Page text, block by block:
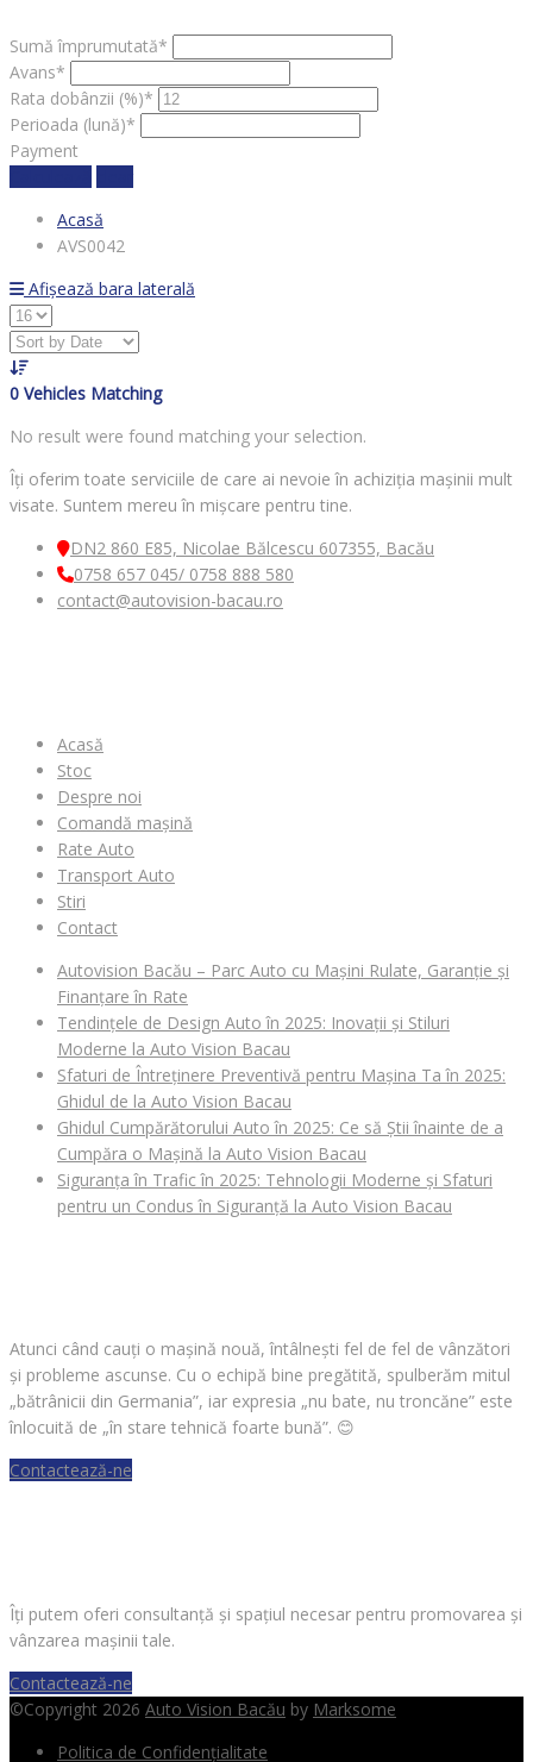
Sumă împrumutată*
Avans*
Rata dobânzii (%)*
Perioada (lună)*
Payment
Acasă
AVS0042
Afișează bara laterală
0 Vehicles Matching
No result were found matching your selection.
Îți oferim toate serviciile de care ai nevoie în achiziția mașinii mult
visate. Suntem mereu în mișcare pentru tine.
DN2 860 E85, Nicolae Bălcescu 607355, Bacău
0758 657 045/ 0758 888 580
contact@autovision-bacau.ro
Acasă
Stoc
Despre noi
Comandă mașină
Rate Auto
Transport Auto
Stiri
Contact
Autovision Bacău – Parc Auto cu Mașini Rulate, Garanție și
Finanțare în Rate
Tendințele de Design Auto în 2025: Inovații și Stiluri
Moderne la Auto Vision Bacau
Sfaturi de Întreținere Preventivă pentru Mașina Ta în 2025:
Ghidul de la Auto Vision Bacau
Ghidul Cumpărătorului Auto în 2025: Ce să Știi înainte de a
Cumpăra o Mașină la Auto Vision Bacau
Siguranța în Trafic în 2025: Tehnologii Moderne și Sfaturi
pentru un Condus în Siguranță la Auto Vision Bacau
Atunci când cauți o mașină nouă, întâlnești fel de fel de vânzători
și probleme ascunse. Cu o echipă bine pregătită, spulberăm mitul
„bătrânicii din Germania”, iar expresia „nu bate, nu troncăne” este
înlocuită de „în stare tehnică foarte bună”. 😊
Contactează-ne
Îți putem oferi consultanță și spațiul necesar pentru promovarea și
vânzarea mașinii tale.
Contactează-ne
©Copyright 2026 Auto Vision Bacău by Marksome
Politica de Confidențialitate